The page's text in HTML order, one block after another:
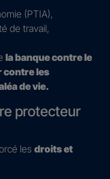
(PTIA),
de travail,
la banque contre le
contre les
de vie.
protecteur
les droits et